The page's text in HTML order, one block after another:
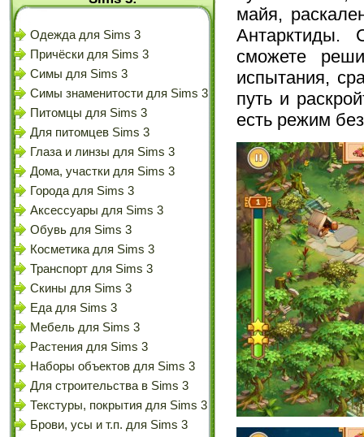
Одежда для Sims 3
Причёски для Sims 3
Симы для Sims 3
Симы знаменитости для Sims 3
Питомцы для Sims 3
Для питомцев Sims 3
Глаза и линзы для Sims 3
Дома, участки для Sims 3
Города для Sims 3
Аксессуары для Sims 3
Обувь для Sims 3
Косметика для Sims 3
Транспорт для Sims 3
Скины для Sims 3
Еда для Sims 3
Мебель для Sims 3
Растения для Sims 3
Наборы объектов для Sims 3
Для строительства в Sims 3
Текстуры, покрытия для Sims 3
Брови, усы и т.п. для Sims 3
майя,
Антарктиды.
сможете
испытания,
путь и
есть режим